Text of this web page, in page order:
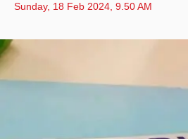
Sunday, 18 Feb 2024, 9.50 AM